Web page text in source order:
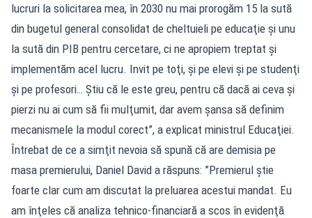
lucruri la solicitarea mea, în 2030 nu mai prorogăm 15 la sută
din bugetul general consolidat de cheltuieli pe educaţie şi unu
la sută din PIB pentru cercetare, ci ne apropiem treptat şi
implementăm acel lucru. Invit pe toţi, şi pe elevi şi pe studenţi
şi pe profesori… Ştiu că le este greu, pentru că dacă ai ceva şi
pierzi nu ai cum să fii mulţumit, dar avem şansa să definim
mecanismele la modul corect”, a explicat ministrul Educaţiei.
Întrebat de ce a simţit nevoia să spună că are demisia pe
masa premierului, Daniel David a răspuns: ”Premierul ştie
foarte clar cum am discutat la preluarea acestui mandat. Eu
am înţeles că analiza tehnico-financiară a scos în evidenţă